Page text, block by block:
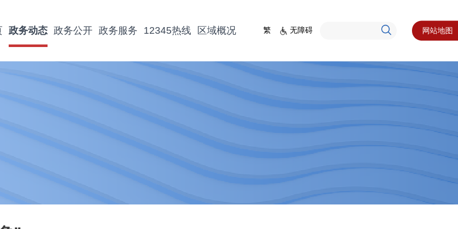
政务动态 政务公开 政务服务 12345热线 区域概况 繁 无障碍 网站地图